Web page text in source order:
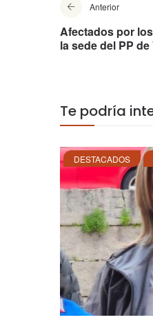
Anterior
Afectados por
la sede del PP de
Te podría
DESTACADOS